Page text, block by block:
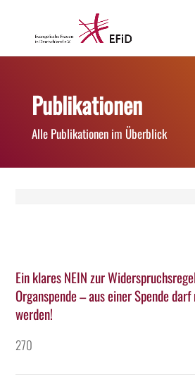
Publikationen
Alle Publikationen im Überblick
Ein klares NEIN zur
Organspende – aus einer Spende
werden!
270